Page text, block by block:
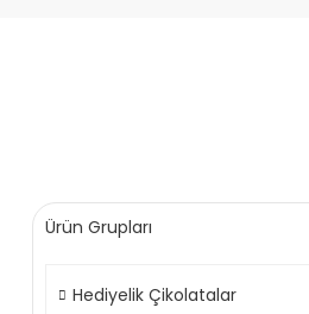
Ürün Grupları
Hediyelik Çikolatalar